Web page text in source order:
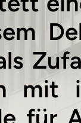
mit